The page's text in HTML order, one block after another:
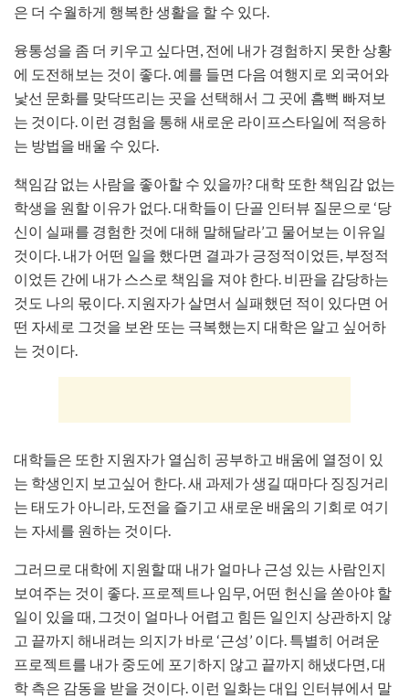
은 더 수월하게 행복한 생활을 할 수 있다.
융통성을 좀 더 키우고 싶다면, 전에 내가 경험하지 못한 상황
에 도전해보는 것이 좋다. 예를 들면 다음 여행지로 외국어와
낯선 문화를 맞닥뜨리는 곳을 선택해서 그 곳에 흠뻑 빠져보
는 것이다. 이런 경험을 통해 새로운 라이프스타일에 적응하
는 방법을 배울 수 있다.
책임감 없는 사람을 좋아할 수 있을까? 대학 또한 책임감 없는
학생을 원할 이유가 없다. 대학들이 단골 인터뷰 질문으로 ‘당
신이 실패를 경험한 것에 대해 말해달라’고 물어보는 이유일
것이다. 내가 어떤 일을 했다면 결과가 긍정적이었든, 부정적
이었든 간에 내가 스스로 책임을 져야 한다. 비판을 감당하는
것도 나의 몫이다. 지원자가 살면서 실패했던 적이 있다면 어
떤 자세로 그것을 보완 또는 극복했는지 대학은 알고 싶어하
는 것이다.
대학들은 또한 지원자가 열심히 공부하고 배움에 열정이 있
는 학생인지 보고싶어 한다. 새 과제가 생길 때마다 징징거리
는 태도가 아니라, 도전을 즐기고 새로운 배움의 기회로 여기
는 자세를 원하는 것이다.
그러므로 대학에 지원할 때 내가 얼마나 근성 있는 사람인지
보여주는 것이 좋다. 프로젝트나 임무, 어떤 헌신을 쏟아야 할
일이 있을 때, 그것이 얼마나 어렵고 힘든 일인지 상관하지 않
고 끝까지 해내려는 의지가 바로 ‘근성’ 이다. 특별히 어려운
프로젝트를 내가 중도에 포기하지 않고 끝까지 해냈다면, 대
학 측은 감동을 받을 것이다. 이런 일화는 대입 인터뷰에서 말